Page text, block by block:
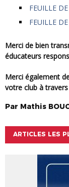
FEUILLE
FEUILLE
Merci de bien transmettre les informations et les documents aux
éducateurs
Merci également de vérifier le nombre d’équipes inscrites pour
votre club à
Par Mathis
ARTICLES LES